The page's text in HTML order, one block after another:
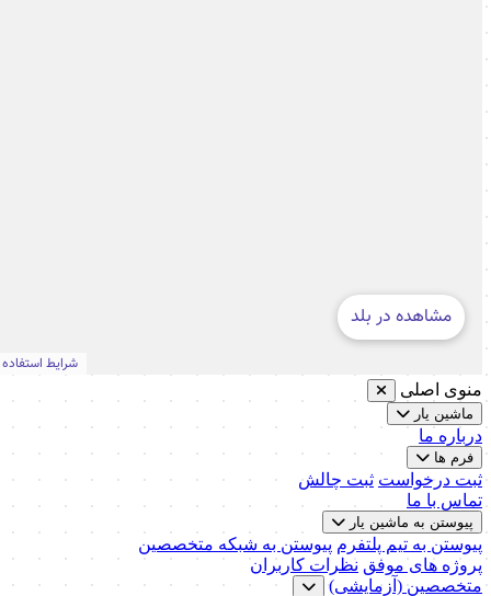
منوی اصلی
ماشین یار
درباره ما
فرم ها
ثبت درخواست ثبت چالش
تماس با ما
پیوستن به ماشین یار
پیوستن به تیم پلتفرم پیوستن به شبکه متخصصین
پروژه های موفق نظرات کاربران
متخصصین (آزمایشی)